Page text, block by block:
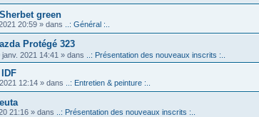
green
20:59 » dans ..: Général :..
Protégé 323
janv. 2021 14:41 » dans ..: Présentation des nouveaux inscrits :..
12:14 » dans ..: Entretien & peinture :..
21:16 » dans ..: Présentation des nouveaux inscrits :..